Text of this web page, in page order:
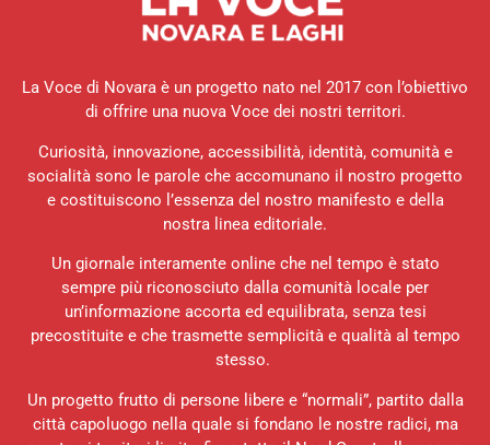
La Voce di Novara è un progetto nato nel 2017 con l’obiettivo
di offrire una nuova Voce dei nostri territori.
Curiosità, innovazione, accessibilità, identità, comunità e
socialità sono le parole che accomunano il nostro progetto
e costituiscono l’essenza del nostro manifesto e della
nostra linea editoriale.
Un giornale interamente online che nel tempo è stato
sempre più riconosciuto dalla comunità locale per
un’informazione accorta ed equilibrata, senza tesi
precostituite e che trasmette semplicità e qualità al tempo
stesso.
Un progetto frutto di persone libere e “normali”, partito dalla
città capoluogo nella quale si fondano le nostre radici, ma